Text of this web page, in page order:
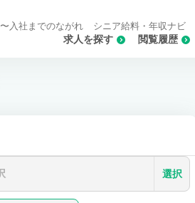
求人を探す 閲覧履歴
入社までのながれ シニア給料・年収ナビ
選択